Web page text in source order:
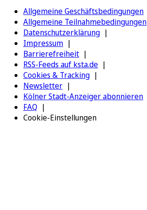
Allgemeine Geschäftsbedingungen
Allgemeine Teilnahmebedingungen
Datenschutzerklärung
Impressum
Barrierefreiheit
RSS-Feeds auf ksta.de
Cookies & Tracking
Newsletter
Kölner Stadt-Anzeiger abonnieren
FAQ
Cookie-Einstellungen